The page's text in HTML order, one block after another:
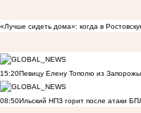
«Лучше сидеть дома»: когда в
15:20Певицу Елену Тополю из
08:50Ильский НПЗ горит после атаки